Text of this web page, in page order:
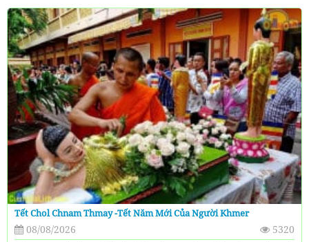
Tết Chol Chnam Thmay -Tết Năm Mới Của Người Khmer
08/08/2026
5320